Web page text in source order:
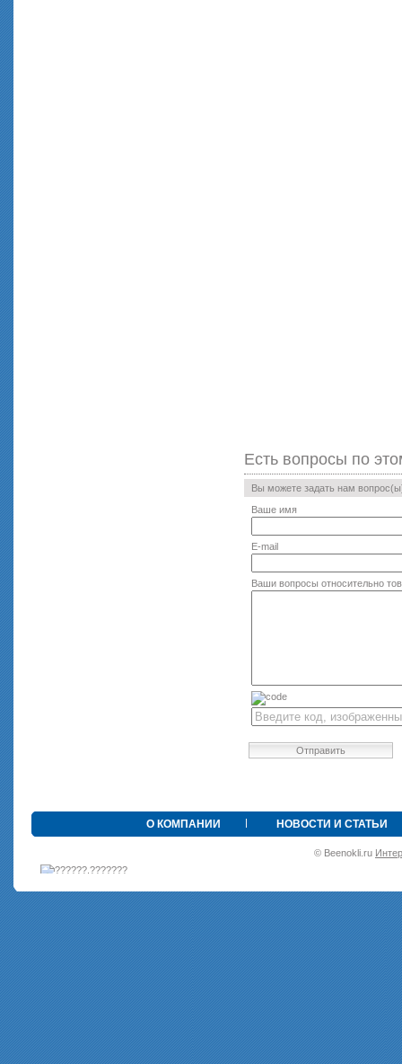
Есть вопросы по
Вы можете задать нам
Ваше имя
E-mail
Ваши вопросы относительно
Отправить
О КОМПАНИИ НОВОСТИ И СТАТЬИ
© Beenokli.ru
•